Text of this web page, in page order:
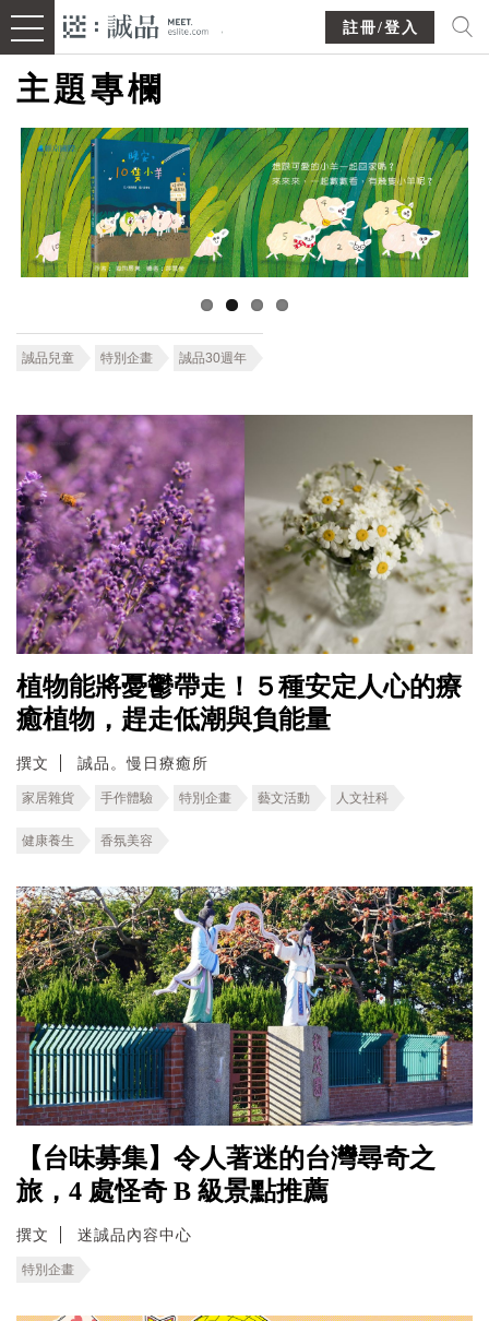
註冊/登入
主題專欄
誠品兒童 特別企畫 誠品30週年
植物能將憂鬱帶走！５種安定人心的療
癒植物，趕走低潮與負能量
撰文 誠品。慢日療癒所
家居雜貨 手作體驗 特別企畫 藝文活動 人文社科
健康養生 香氛美容
【台味募集】令人著迷的台灣尋奇之
旅，4 處怪奇 B 級景點推薦
撰文 迷誠品內容中心
特別企畫